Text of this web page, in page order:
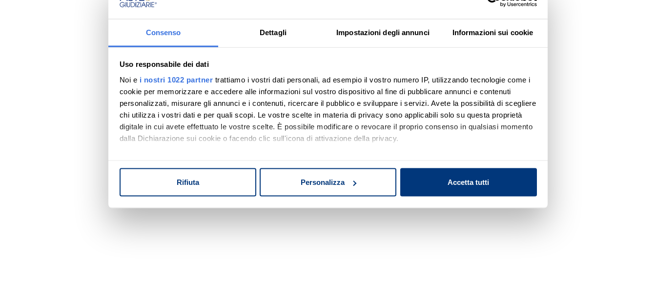
Consenso Dettagli Impostazioni degli annunci Informazioni sui cookie
Uso responsabile dei dati
Noi e i nostri 1022 partner trattiamo i vostri dati personali, ad esempio il vostro numero IP, utilizzando tecnologie come i
cookie per memorizzare e accedere alle informazioni sul vostro dispositivo al fine di pubblicare annunci e contenuti
personalizzati, misurare gli annunci e i contenuti, ricercare il pubblico e sviluppare i servizi. Avete la possibilità di scegliere
chi utilizza i vostri dati e per quali scopi. Le vostre scelte in materia di privacy sono applicabili solo su questa proprietà
digitale in cui avete effettuato le vostre scelte. È possibile modificare o revocare il proprio consenso in qualsiasi momento
dalla Dichiarazione sui cookie o facendo clic sull'icona di attivazione della privacy.
Identificare il tuo dispositivo, scansionandolo attivamente alla ricerca di caratteristiche specifiche (impronte
digitali).
Rifiuta Personalizza Accetta tutti
Nessun risultato di ricerca
Prova a modificare o rimuovere alcuni filtri o
a cambiare l'area di ricerca.